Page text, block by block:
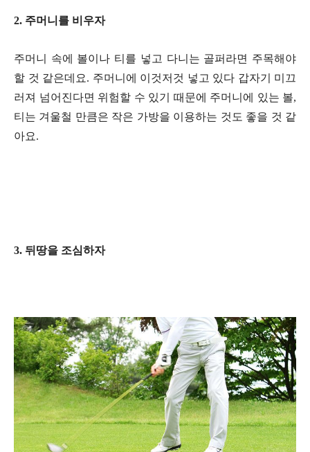
2. 주머니를 비우자
주머니 속에 볼이나 티를 넣고 다니는 골퍼라면 주목해야
할 것 같은데요. 주머니에 이것저것 넣고 있다 갑자기 미끄
러져 넘어진다면 위험할 수 있기 때문에 주머니에 있는 볼,
티는 겨울철 만큼은 작은 가방을 이용하는 것도 좋을 것 같
아요.
3. 뒤땅을 조심하자